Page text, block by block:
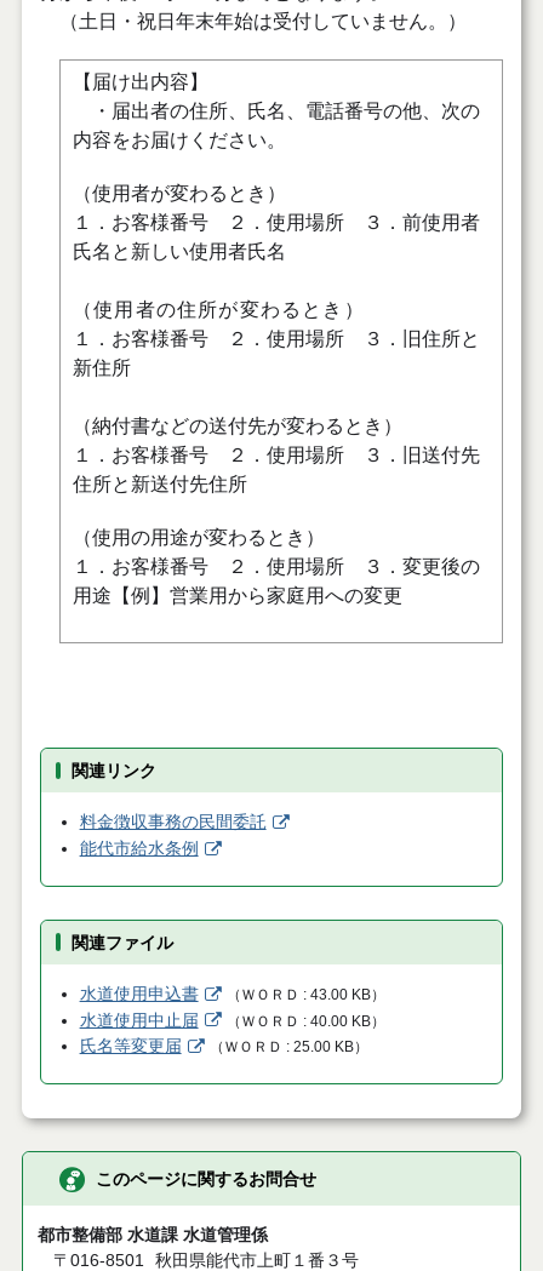
（土日・祝日年末年始は受付していません。）
【届け出内容】
・届出者の住所、氏名、電話番号の他、次の
内容をお届けください。
（使用者が変わるとき）
１． お客様番号 ２．使用場所 ３．前使用者
氏名と新しい使用者氏名
（使用者の住所が変わるとき）
１．お客様番号 ２．使用場所 ３．旧住所と
新住所
（納付書などの送付先が変わるとき）
１． お客様番号 ２．使用場所 ３．旧送付先
住所と新送付先住所
（使用の用途が変わるとき）
１． お客様番号 ２．使用場所 ３．変更後の
用途【例】営業用から家庭用への変更
関連リンク
料金徴収事務の民間委託
能代市給水条例
関連ファイル
水道使用申込書 （ ＷＯＲＤ 43.00 KB）
水道使用中止届 （ ＷＯＲＤ 40.00 KB）
氏名等変更届 （ ＷＯＲＤ 25.00 KB）
このページに関するお問合せ
都市整備部 水道課 水道管理係
〒016-8501
秋田県能代市上町１番３号